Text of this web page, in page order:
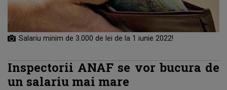
Salariu minim de 3.000 de lei de la 1 iunie 2022!
Inspectorii ANAF se vor bucura de
un salariu mai mare